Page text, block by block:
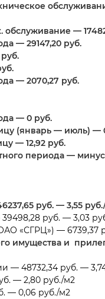
обслуживание —
— 29147,20 руб.
— 2070,27 руб.
— 0 руб.
(январь — июль) —
— 12,92 руб.
периода — минус
руб. — 3,55
руб. — 3,03
«СГРЦ») — 6739,37
имущества и
— 48732,34 руб. —
— 2,80 руб./м2
— 0,06 руб./м2